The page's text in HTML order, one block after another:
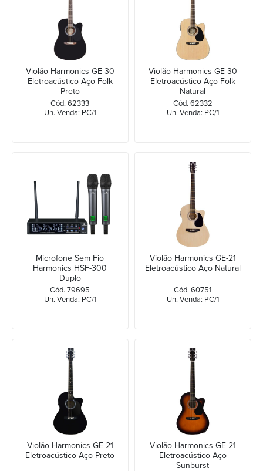
Violão Harmonics GE-30
Eletroacústico Aço Folk
Preto
Cód. 62333
Un. Venda: PC/1
Violão Harmonics GE-30
Eletroacústico Aço Folk
Natural
Cód. 62332
Un. Venda: PC/1
Microfone Sem Fio
Harmonics HSF-300
Duplo
Cód. 79695
Un. Venda: PC/1
Violão Harmonics GE-21
Eletroacústico Aço Natural
Cód. 60751
Un. Venda: PC/1
Violão Harmonics GE-21
Eletroacústico Aço Preto
Violão Harmonics GE-21
Eletroacústico Aço
Sunburst